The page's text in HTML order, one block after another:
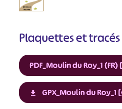
Plaquettes et tracés
PDF_Moulin du Roy_1
GPX_Moulin du Roy_1